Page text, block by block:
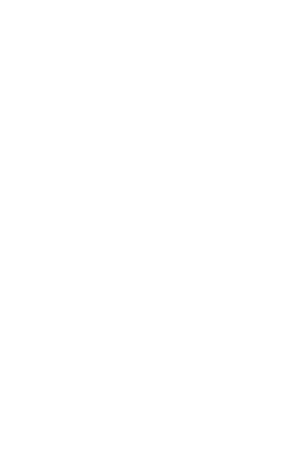
Ferran Torres sa
mu brániť nebude
Liverpool získal z
a odmietol Real. Kluby
čiastke
vítali na štadióne